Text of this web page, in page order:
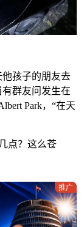
孩子的朋友去
群友问发生在
Park，“在天
点？这么苍
推广